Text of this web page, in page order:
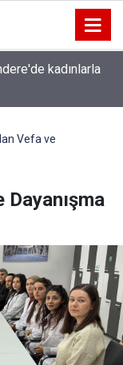
kadınlarla
Vefa ve
Dayanışma